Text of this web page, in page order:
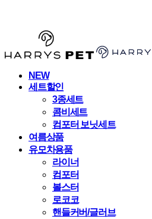
NEW
세트할인
3종세트
콤비세트
컴포터 보닛세트
여름상품
유모차용품
라이너
컴포터
볼스터
로코코
핸들커버/글러브